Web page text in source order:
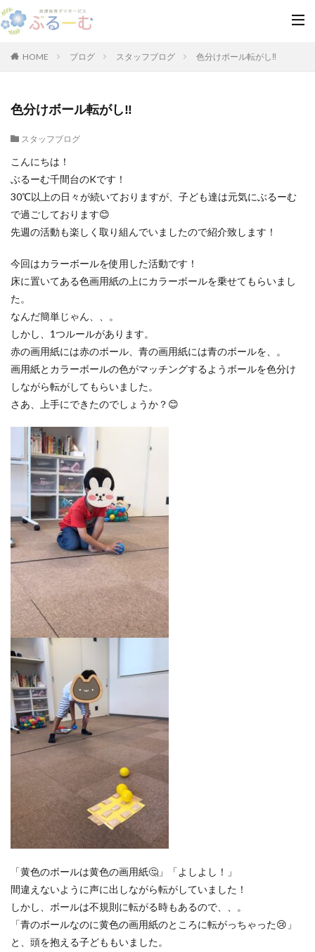
HOME ブログ スタッフブログ 色分けボール転がし‼
色分けボール転がし‼
スタッフブログ
こんにちは！
ぶるーむ千間台のKです！
30℃以上の日々が続いておりますが、子ども達は元気にぶるーむ
で過ごしております😊
先週の活動も楽しく取り組んでいましたので紹介致します！
今回はカラーボールを使用した活動です！
床に置いてある色画用紙の上にカラーボールを乗せてもらいまし
た。
なんだ簡単じゃん、、。
しかし、1つルールがあります。
赤の画用紙には赤のボール、青の画用紙には青のボールを、。
画用紙とカラーボールの色がマッチングするようボールを色分け
しながら転がしてもらいました。
さあ、上手にできたのでしょうか？😊
「黄色のボールは黄色の画用紙🤔」「よしよし！」
間違えないように声に出しながら転がしていました！
しかし、ボールは不規則に転がる時もあるので、、。
「青のボールなのに黄色の画用紙のところに転がっちゃった😢」
と、頭を抱える子どももいました。